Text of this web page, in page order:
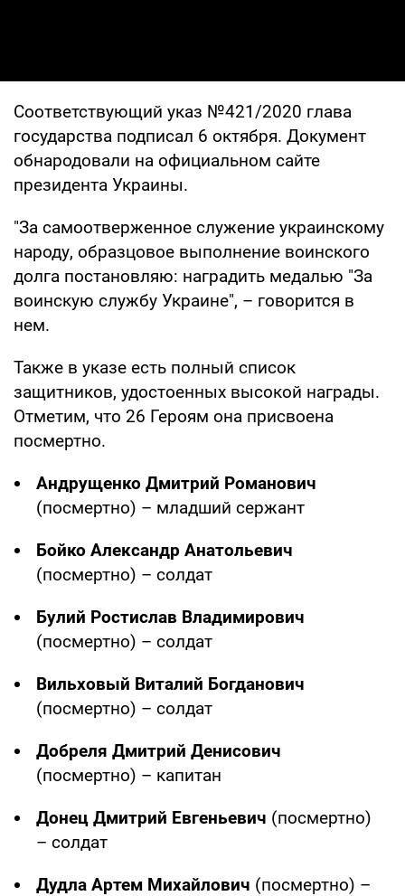
Соответствующий указ №421/2020 глава
государства подписал 6 октября. Документ
обнародовали на официальном сайте
президента Украины.
"За самоотверженное служение украинскому
народу, образцовое выполнение воинского
долга постановляю: наградить медалью "За
воинскую службу Украине", – говорится в
нем.
Также в указе есть полный список
защитников, удостоенных высокой награды.
Отметим, что 26 Героям она присвоена
посмертно.
Андрущенко Дмитрий Романович
(посмертно) – младший сержант
Бойко Александр Анатольевич
(посмертно) – солдат
Булий Ростислав Владимирович
(посмертно) – солдат
Вильховый Виталий Богданович
(посмертно) – солдат
Добреля Дмитрий Денисович
(посмертно) – капитан
Донец Дмитрий Евгеньевич (посмертно)
– солдат
Дудла Артем Михайлович (посмертно) –